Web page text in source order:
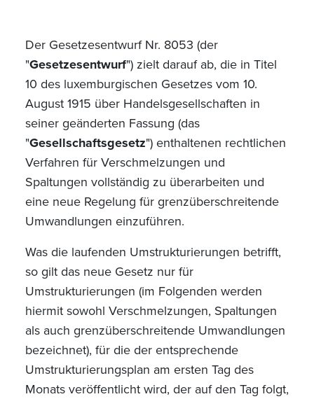
Der Gesetzesentwurf Nr. 8053 (der
"Gesetzesentwurf") zielt darauf ab, die in Titel
10 des luxemburgischen Gesetzes vom 10.
August 1915 über Handelsgesellschaften in
seiner geänderten Fassung (das
"Gesellschaftsgesetz") enthaltenen rechtlichen
Verfahren für Verschmelzungen und
Spaltungen vollständig zu überarbeiten und
eine neue Regelung für grenzüberschreitende
Umwandlungen einzuführen.
Was die laufenden Umstrukturierungen betrifft,
so gilt das neue Gesetz nur für
Umstrukturierungen (im Folgenden werden
hiermit sowohl Verschmelzungen, Spaltungen
als auch grenzüberschreitende Umwandlungen
bezeichnet), für die der entsprechende
Umstrukturierungsplan am ersten Tag des
Monats veröffentlicht wird, der auf den Tag folgt,